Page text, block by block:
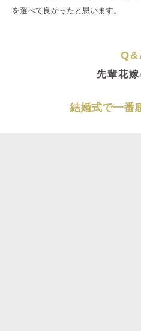
を選べて良かったと思います。
先輩花
結婚式で一番